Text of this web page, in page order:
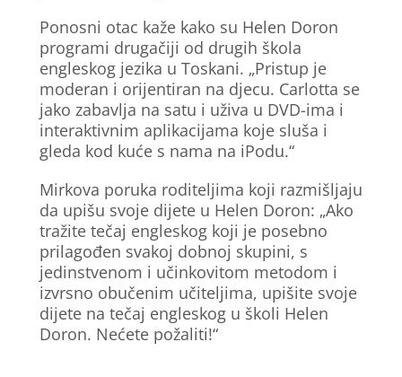
Ponosni otac kaže kako su Helen Doron
programi drugačiji od drugih škola
engleskog jezika u Toskani. „Pristup je
moderan i orijentiran na djecu. Carlotta se
jako zabavlja na satu i uživa u DVD-ima i
interaktivnim aplikacijama koje sluša i
gleda kod kuće s nama na iPodu.“
Mirkova poruka roditeljima koji razmišljaju
da upišu svoje dijete u Helen Doron: „Ako
tražite tečaj engleskog koji je posebno
prilagođen svakoj dobnoj skupini, s
jedinstvenom i učinkovitom metodom i
izvrsno obučenim učiteljima, upišite svoje
dijete na tečaj engleskog u školi Helen
Doron. Nećete požaliti!“